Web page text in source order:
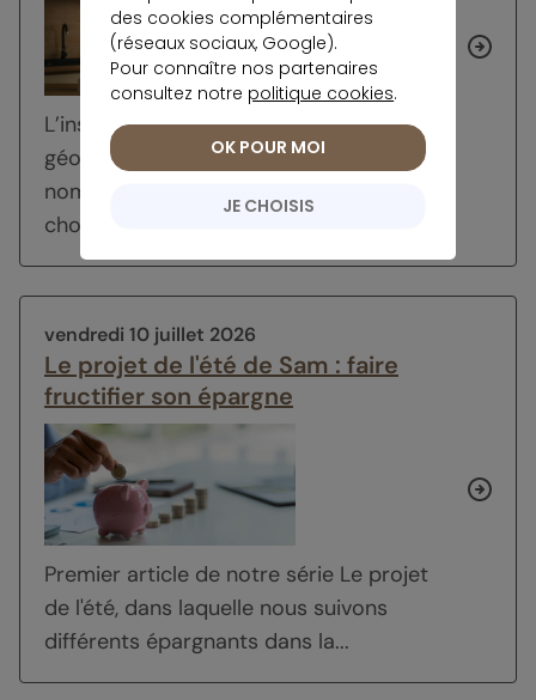
L’instabilité économique liée au contexte
géopolitique complexe actuel conduit de
nombreux ménages à s’interroger sur les
choix les...
vendredi 10 juillet 2026
Le projet de l'été de Sam : faire
fructifier son épargne
Premier article de notre série Le projet
de l'été, dans laquelle nous suivons
différents épargnants dans la...
des cookies complémentaires
(réseaux sociaux, Google).
Pour connaître nos partenaires
consultez notre politique cookies.
JE CHOISIS
OK POUR MOI